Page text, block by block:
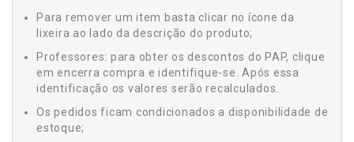
Para remover um item basta clicar no ícone da
lixeira ao lado da descrição do produto;
Professores: para obter os descontos do PAP, clique
em encerra compra e identifique-se. Após essa
identificação os valores serão recalculados.
Os pedidos ficam condicionados a disponibilidade de
estoque;